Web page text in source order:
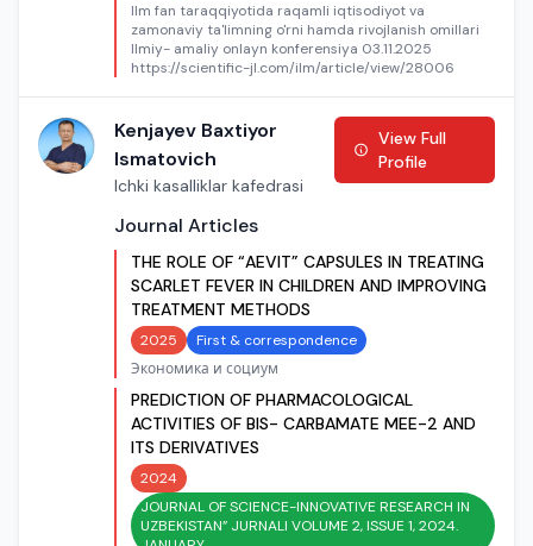
Ilm fan taraqqiyotida raqamli iqtisodiyot va
zamonaviy ta'limning o'rni hamda rivojlanish omillari
Ilmiy- amaliy onlayn konferensiya 03.11.2025
https://scientific-jl.com/ilm/article/view/28006
Kenjayev Baxtiyor
Ismatovich
Ichki kasalliklar kafedrasi
View Full
Profile
Journal Articles
THE ROLE OF “AEVIT” CAPSULES IN TREATING
SCARLET FEVER IN CHILDREN AND IMPROVING
TREATMENT METHODS
2025
First & correspondence
Экономика и социум
PREDICTION OF PHARMACOLOGICAL
ACTIVITIES OF BIS- CARBAMATE MEE-2 AND
ITS DERIVATIVES
2024
JOURNAL OF SCIENCE-INNOVATIVE RESEARCH IN
UZBEKISTAN” JURNALI VOLUME 2, ISSUE 1, 2024.